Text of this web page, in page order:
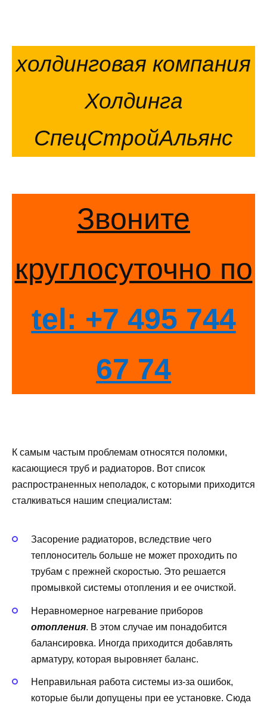
холдинговая компания
Холдинга
СпецСтройАльянс
Звоните
круглосуточно по
tel: +7 495 744
67 74
К самым частым проблемам относятся поломки,
касающиеся труб и радиаторов. Вот список
распространенных неполадок, с которыми приходится
сталкиваться нашим специалистам:
Засорение радиаторов, вследствие чего
теплоноситель больше не может проходить по
трубам с прежней скоростью. Это решается
промывкой системы отопления и ее очисткой.
Неравномерное нагревание приборов
отопления. В этом случае им понадобится
балансировка. Иногда приходится добавлять
арматуру, которая выровняет баланс.
Неправильная работа системы из-за ошибок,
которые были допущены при ее установке. Сюда